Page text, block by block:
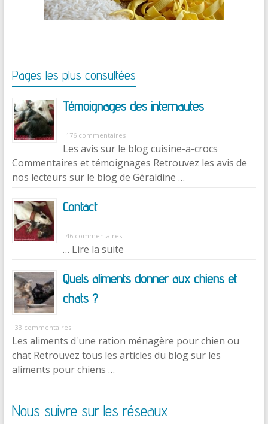
Pages les plus consultées
Témoignages des internautes
176 commentaires
Les avis sur le blog cuisine-a-crocs
Commentaires et témoignages Retrouvez les avis de
nos lecteurs sur le blog de Géraldine …
Contact
46 commentaires
… Lire la suite
Quels aliments donner aux chiens et
chats ?
33 commentaires
Les aliments d'une ration ménagère pour chien ou
chat Retrouvez tous les articles du blog sur les
aliments pour chiens …
Nous suivre sur les réseaux